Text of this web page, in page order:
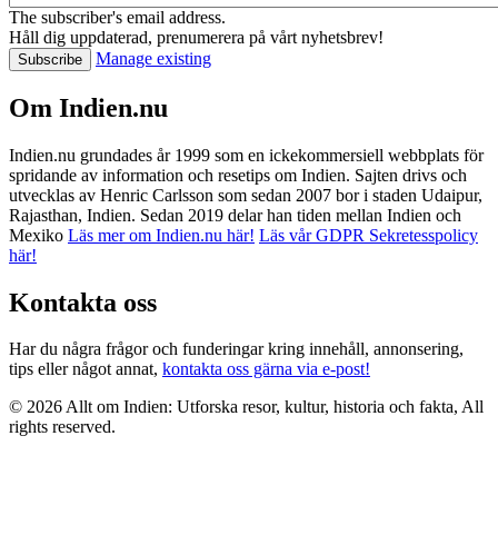
The subscriber's email address.
Håll dig uppdaterad, prenumerera på vårt nyhetsbrev!
Manage existing
Om Indien.nu
Indien.nu grundades år 1999 som en ickekommersiell webbplats för
spridande av information och resetips om Indien. Sajten drivs och
utvecklas av Henric Carlsson som sedan 2007 bor i staden Udaipur,
Rajasthan, Indien. Sedan 2019 delar han tiden mellan Indien och
Mexiko Läs mer om Indien.nu här! Läs vår GDPR Sekretesspolicy
här!
Kontakta oss
Har du några frågor och funderingar kring innehåll, annonsering,
tips eller något annat, kontakta oss gärna via e-post!
© 2026 Allt om Indien: Utforska resor, kultur, historia och fakta, All
rights reserved.